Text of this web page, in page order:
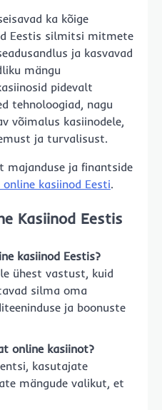
ka kõige
Eestis silmitsi mitmete
ja kasvavad
mängu
pidevalt
tehnoloogiad, nagu
võimalus kasiinodele,
ja turvalisust.
majanduse ja finantside
kasiinod Eesti.
Kasiinod Eestis
kasiinod Eestis?
ühest vastust, kuid
silma oma
ja boonuste
online kasiinot?
kasutajate
mängude valikut, et